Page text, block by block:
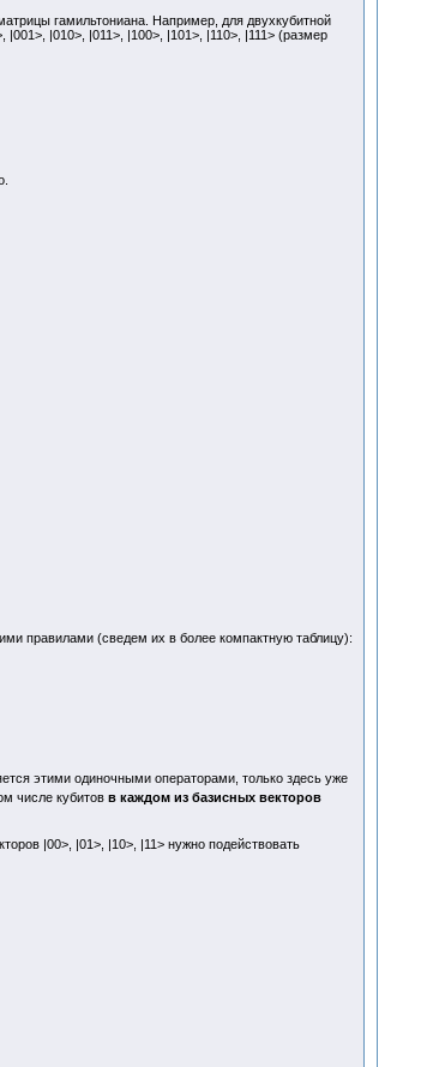
гамильтониана. Например, для двухкубитной
|010>, |011>, |100>, |101>, |110>, |111> (размер
правилами (сведем их в более компактную таблицу):
этими одиночными операторами, только здесь уже
числе кубитов в каждом из базисных векторов
|00>, |01>, |10>, |11> нужно подействовать